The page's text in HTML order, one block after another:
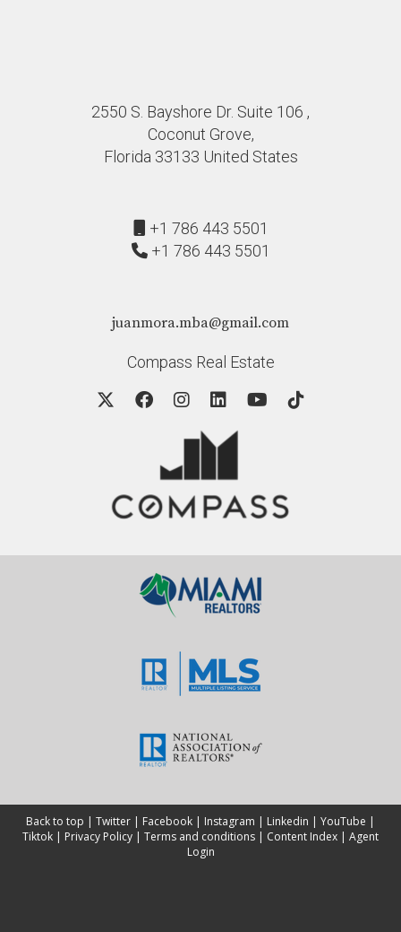
2550 S. Bayshore Dr. Suite 106 ,
Coconut Grove,
Florida 33133 United States
+1 786 443 5501
+1 786 443 5501
juanmora.mba@gmail.com
Compass Real Estate
Back to top | Twitter | Facebook | Instagram | Linkedin | YouTube |
Tiktok | Privacy Policy | Terms and conditions | Content Index | Agent
Login